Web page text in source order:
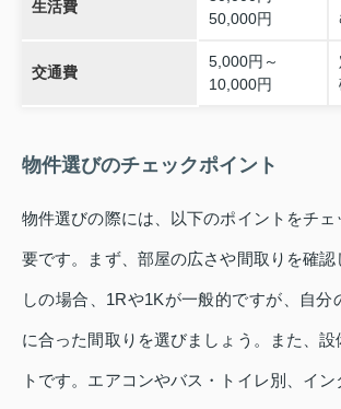
生活費
50,000円
交通費
5,000円～
10,000円
物件選びのチェックポイント
物件選びの際には、以下のポイントをチ
要です。まず、部屋の広さや間取りを確認
しの場合、1Rや1Kが一般的ですが、自分
に合った間取りを選びましょう。また、
トです。エアコンやバス・トイレ別、イ